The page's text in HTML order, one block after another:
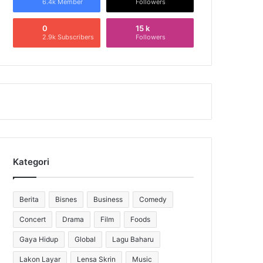
6.4k Member Followers
0
2.9k Subscribers
15 k
Followers
Kategori
Berita Bisnes Business Comedy
Concert Drama Film Foods
Gaya Hidup Global Lagu Baharu
Lakon Layar Lensa Skrin Music